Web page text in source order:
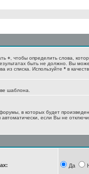
+ , чтобы определить слова,
быть не должно. Вы
из списка. Используйте * в
шаблона.
в которых будет
автоматически, если Вы не
Да